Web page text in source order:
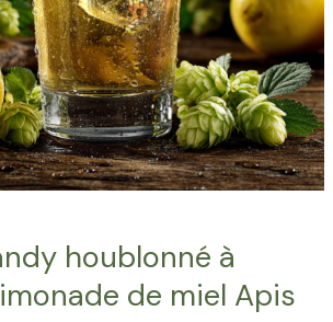
houblonné à
de miel Apis